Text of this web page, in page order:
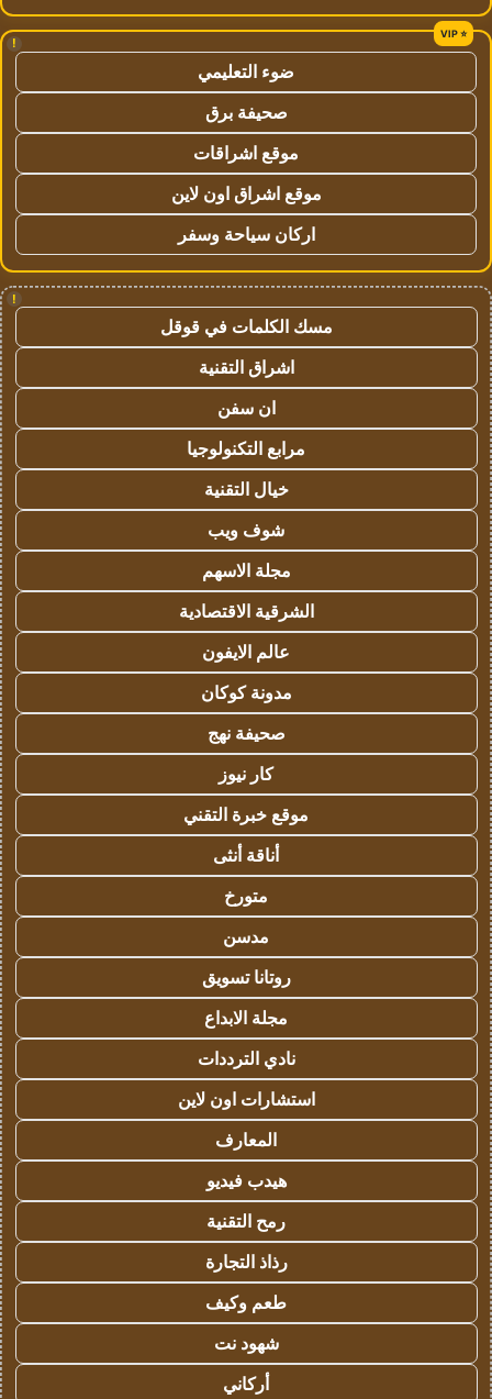
!
ضوء التعليمي
صحيفة برق
موقع اشراقات
موقع اشراق اون لاين
اركان سياحة وسفر
!
مسك الكلمات في قوقل
اشراق التقنية
ان سفن
مرابع التكنولوجيا
خيال التقنية
شوف ويب
مجلة الاسهم
الشرقية الاقتصادية
عالم الايفون
مدونة كوكان
صحيفة نهج
كار نيوز
موقع خبرة التقني
أناقة أنثى
متورخ
مدسن
روتانا تسويق
مجلة الابداع
نادي الترددات
استشارات اون لاين
المعارف
هيدب فيديو
رمح التقنية
رذاذ التجارة
طعم وكيف
شهود نت
أركاني